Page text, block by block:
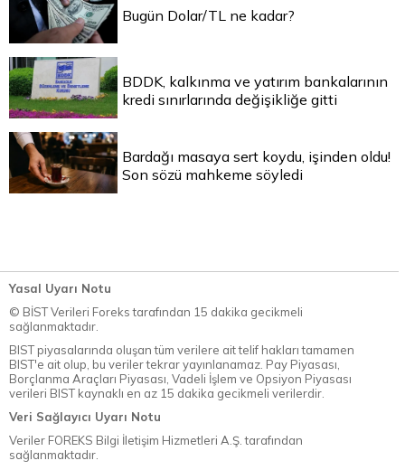
Bugün Dolar/TL ne kadar?
BDDK, kalkınma ve yatırım bankalarının
kredi sınırlarında değişikliğe gitti
Bardağı masaya sert koydu, işinden oldu!
Son sözü mahkeme söyledi
Yasal Uyarı Notu
© BİST Verileri Foreks tarafından 15 dakika gecikmeli
sağlanmaktadır.
BIST piyasalarında oluşan tüm verilere ait telif hakları tamamen
BIST'e ait olup, bu veriler tekrar yayınlanamaz. Pay Piyasası,
Borçlanma Araçları Piyasası, Vadeli İşlem ve Opsiyon Piyasası
verileri BIST kaynaklı en az 15 dakika gecikmeli verilerdir.
Veri Sağlayıcı Uyarı Notu
Veriler FOREKS Bilgi İletişim Hizmetleri A.Ş. tarafından
sağlanmaktadır.